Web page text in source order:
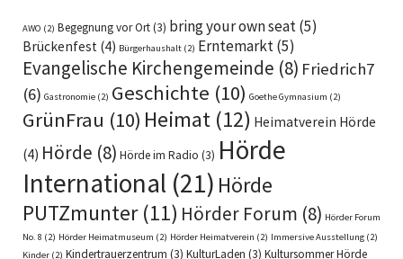
AWO (2) Begegnung vor Ort(3) bring your own seat(5)
Brückenfest (4) Bürgerhaushalt (2) Erntemarkt(5)
Evangelische Kirchengemeinde (8) Friedrich7
(6) Gastronomie (2) Geschichte (10) Goethe Gymnasium (2)
GrünFrau (10) Heimat (12) Heimatverein Hörde
(4) Hörde (8) Hörde im Radio (3) Hörde
International (21) Hörde
PUTZmunter(11) Hörder Forum (8) Hörder Forum
No. 8 (2) Hörder Heimatmuseum (2) Hörder Heimatverein (2) Immersive Ausstellung (2)
Kinder (2) Kindertrauerzentrum (3) KulturLaden (3) Kultursommer Hörde